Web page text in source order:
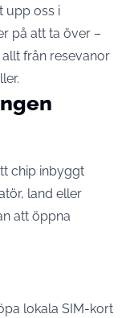
upp oss i
på att ta över –
från resevanor
chip inbyggt
land eller
att öppna
lokala SIM-kort